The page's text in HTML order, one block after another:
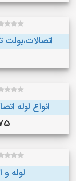
اتصالات،بولت
انواع لوله
لوله